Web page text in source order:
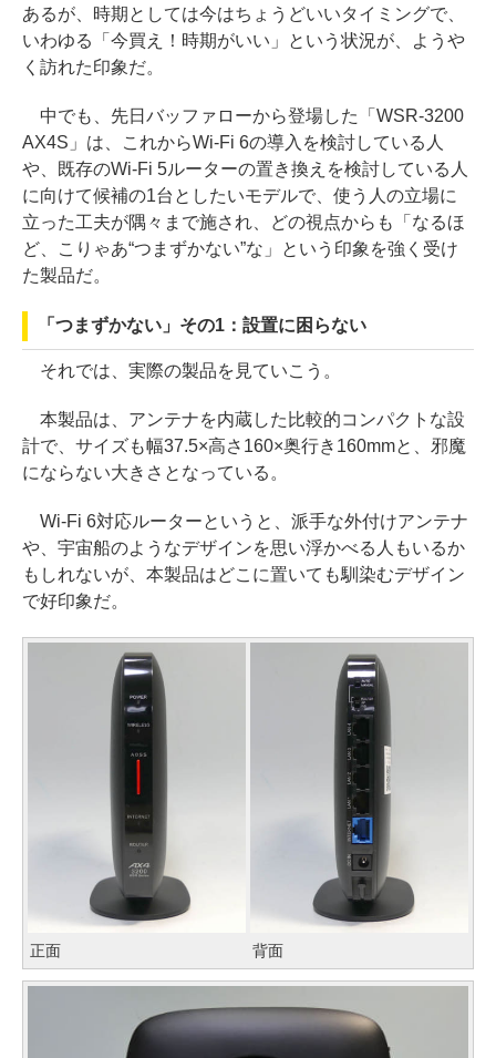
あるが、時期としては今はちょうどいいタイミングで、
いわゆる「今買え！時期がいい」という状況が、ようや
く訪れた印象だ。
中でも、先日バッファローから登場した「WSR-3200
AX4S」は、これからWi-Fi 6の導入を検討している人
や、既存のWi-Fi 5ルーターの置き換えを検討している人
に向けて候補の1台としたいモデルで、使う人の立場に
立った工夫が隅々まで施され、どの視点からも「なるほ
ど、こりゃあ“つまずかない”な」という印象を強く受け
た製品だ。
「つまずかない」その1：設置に困らない
それでは、実際の製品を見ていこう。
本製品は、アンテナを内蔵した比較的コンパクトな設
計で、サイズも幅37.5×高さ160×奥行き160mmと、邪魔
にならない大きさとなっている。
Wi-Fi 6対応ルーターというと、派手な外付けアンテナ
や、宇宙船のようなデザインを思い浮かべる人もいるか
もしれないが、本製品はどこに置いても馴染むデザイン
で好印象だ。
正面 背面